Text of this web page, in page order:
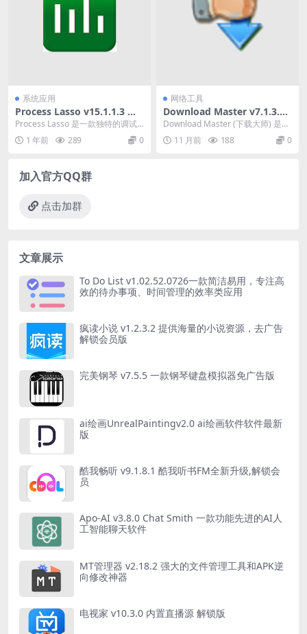
系统应用
Process Lasso v15.1.1.3 一
款独特的调试进程级别的系统
Process Lasso 是一款独特的调试
进程级别的系统优化工具，主要功
能是基...
1 年前 289 0
网络工具
Download Master v7.1.3.17
33 一款功能强大的下载管理软
Download Master (下载大师) 是一
款功能强大的下载管理软件。该
软...11 月前 188 0
加入官方QQ群
点击加群
文章展示
To Do List v1.02.52.0726一款简洁易用，专注高
效的待办事项、时间管理的效率类应用
疯读小说 v1.2.3.2 提供海量的小说资源，去广告
解锁会员版
完美钢琴 v7.5.5 一款钢琴键盘模拟器免广告版
ai绘画UnrealPaintingv2.0 ai绘画软件软件最新
版
酷我畅听 v9.1.8.1 酷我听书FM全新升级,解锁会
员
Apo-AI v3.8.0 Chat Smith 一款功能先进的AI人
工智能聊天软件
MT管理器 v2.18.2 强大的文件管理工具和APK逆
向修改神器
电视家 v10.3.0 内置直播源 解锁版